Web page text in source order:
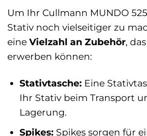
Um Ihr Cullmann MUNDO
Stativ noch vielseitiger zu
eine Vielzahl an Zubehör,
erwerben können:
Stativtasche:Eine
Ihr Stativ beim Transport
Lagerung.
Spikes:Spikes sorgen für